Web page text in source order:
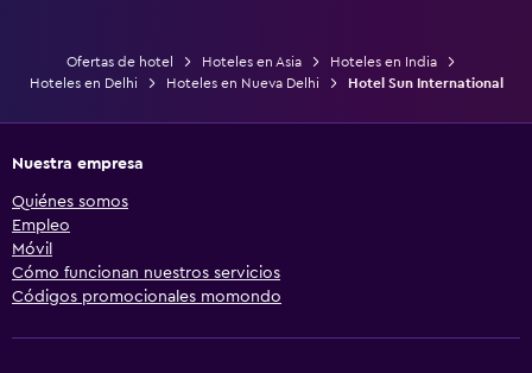
Ofertas de hotel Hoteles en Asia
Hoteles en India
Hoteles en Delhi
Hoteles en Nueva Delhi Hotel Sun International
Nuestra empresa
Quiénes somos
Empleo
Móvil
Cómo funcionan nuestros servicios
Códigos promocionales momondo